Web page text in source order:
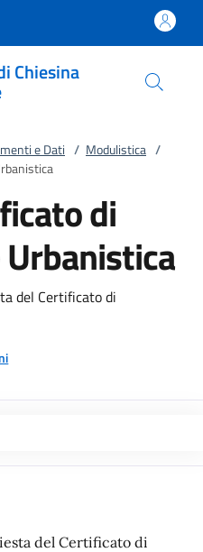
Chiesina
e Dati / Modulistica /
di
del Certificato di
del Certificato di